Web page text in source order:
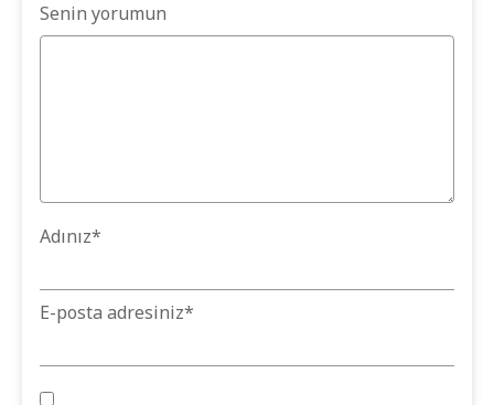
Senin yorumun
Adınız*
E-posta adresiniz*